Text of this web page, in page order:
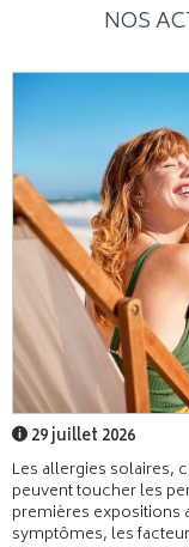
NOS
29 juillet 2026
Les allergies solaires,
peuvent toucher les
premières expositions
symptômes, les